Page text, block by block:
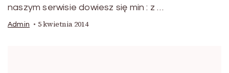
naszym serwisie dowiesz się min : z …
Admin 5 kwietnia 2014